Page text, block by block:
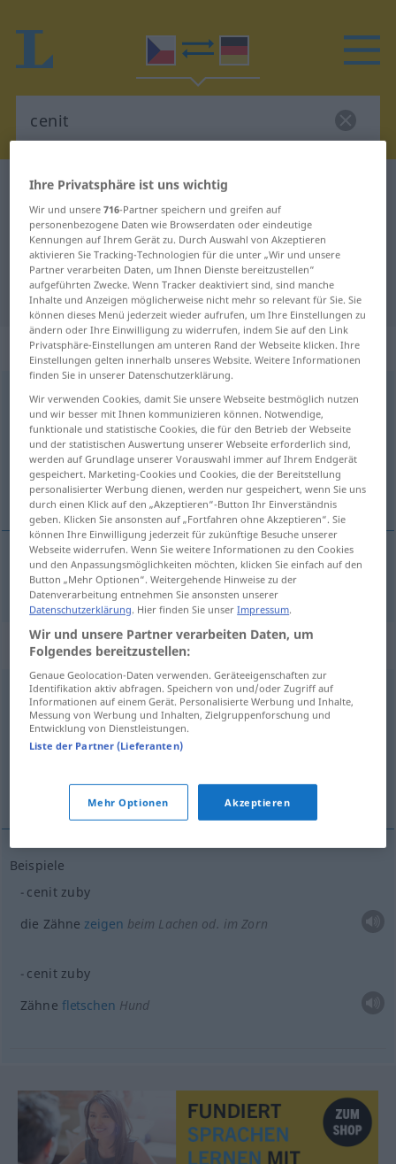
Tschechisch-Deutsch Wörterbuch
Tschechisch-Deutsch Übersetzung
für "cenit"
"cenit" Deutsch Übersetzung
„cenit“
cenit(do-) (o-<ceň!>)
Übersicht aller Übersetzungen
(Für mehr Details die Übersetzung anklicken/antippen)
wertschätzen
(wert)schätzen cenit
„cenit“
cenit(vy-) (za- (se)<ceň!>)
Übersicht aller Übersetzungen
(Für mehr Details die Übersetzung anklicken/antippen)
die Zähne zeigen Zähne fletschen
Beispiele
cenit zuby
die Zähnezeigen beim Lachen od. im Zorn
cenit zuby
Zähne fletschen Hund
Ihre Privatsphäre ist uns wichtig
Wir und unsere716-Partner speichern und greifen auf
personenbezogene Daten wie Browserdaten oder eindeutige
Kennungen auf Ihrem Gerät zu. Durch Auswahl von Akzeptieren
aktivieren Sie Tracking-Technologien für die unter „Wir und unsere
Partner verarbeiten Daten, um Ihnen Dienste bereitzustellen“
aufgeführten Zwecke. Wenn Tracker deaktiviert sind, sind manche
Inhalte und Anzeigen möglicherweise nicht mehr so relevant für Sie. Sie
können dieses Menü jederzeit wieder aufrufen, um Ihre Einstellungen zu
ändern oder Ihre Einwilligung zu widerrufen, indem Sie auf den Link
Privatsphäre-Einstellungen am unteren Rand der Webseite klicken. Ihre
Einstellungen gelten innerhalb unseres Website. Weitere Informationen
finden Sie in unserer Datenschutzerklärung.
Wir verwenden Cookies, damit Sie unsere Webseite bestmöglich nutzen
und wir besser mit Ihnen kommunizieren können. Notwendige,
funktionale und statistische Cookies, die für den Betrieb der Webseite
und der statistischen Auswertung unserer Webseite erforderlich sind,
werden auf Grundlage unserer Vorauswahl immer auf Ihrem Endgerät
gespeichert. Marketing-Cookies und Cookies, die der Bereitstellung
personalisierter Werbung dienen, werden nur gespeichert, wenn Sie uns
durch einen Klick auf den „Akzeptieren“-Button Ihr Einverständnis
geben. Klicken Sie ansonsten auf „Fortfahren ohne Akzeptieren“. Sie
können Ihre Einwilligung jederzeit für zukünftige Besuche unserer
Webseite widerrufen. Wenn Sie weitere Informationen zu den Cookies
und den Anpassungsmöglichkeiten möchten, klicken Sie einfach auf den
Button „Mehr Optionen“. Weitergehende Hinweise zu der
Datenverarbeitung entnehmen Sie ansonsten unserer
Datenschutzerklärung. Hier finden Sie unserImpressum.
Wir und unsere Partner verarbeiten Daten, um
Folgendes bereitzustellen:
Genaue Geolocation-Daten verwenden. Geräteeigenschaften zur
Identifikation aktiv abfragen. Speichern von und/oder Zugriff auf
Informationen auf einem Gerät. Personalisierte Werbung und Inhalte,
Messung von Werbung und Inhalten, Zielgruppenforschung und
Entwicklung von Dienstleistungen.
Liste der Partner (Lieferanten)
Mehr Optionen Akzeptieren